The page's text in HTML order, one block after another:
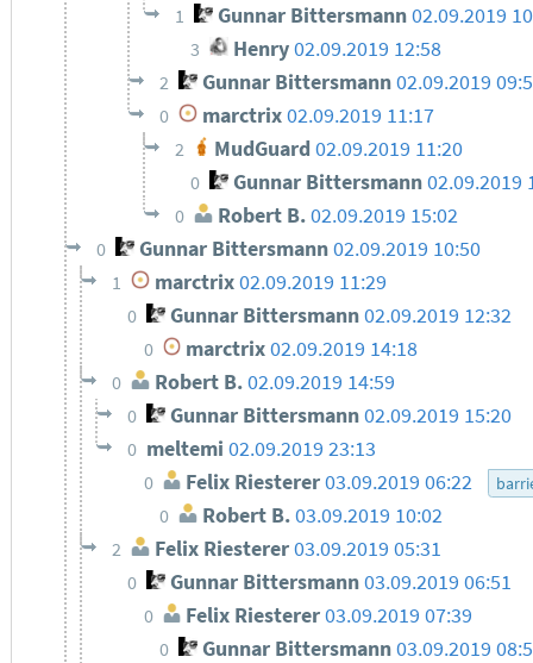
1 Gunnar Bittersmann02.09.2019
3 Henry02.09.2019 12:58
2 Gunnar Bittersmann 02.09.2019
0 marctrix 02.09.2019 11:17
2 MudGuard 02.09.2019 11:20
0 Gunnar Bittersmann02.09.2019
0 Robert B.02.09.2019 15:02
0 Gunnar Bittersmann02.09.2019 10:50
1 marctrix02.09.2019 11:29
0 Gunnar Bittersmann02.09.2019 12:32
0 marctrix02.09.2019 14:18
0 Robert B.02.09.2019 14:59
0 Gunnar Bittersmann02.09.2019 15:20
0 meltemi02.09.2019 23:13
0 Felix Riesterer03.09.2019 06:22
0 Robert B. 03.09.2019 10:02
2 Felix Riesterer03.09.2019 05:31
0 Gunnar Bittersmann03.09.2019 06:51
0 Felix Riesterer03.09.2019 07:39
0 Gunnar Bittersmann 03.09.2019